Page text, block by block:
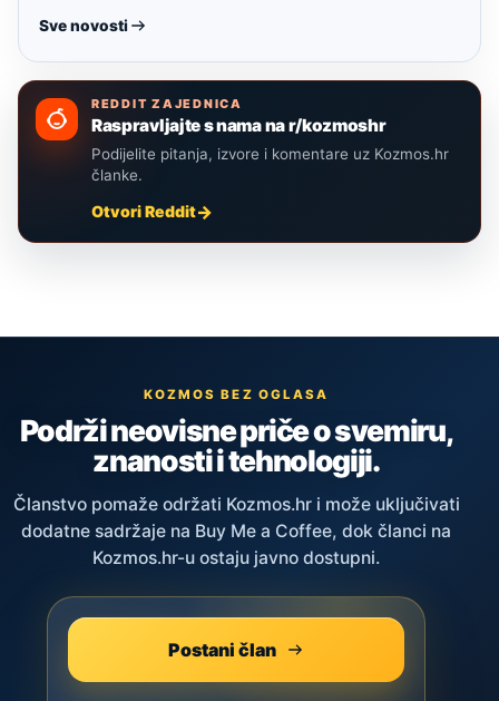
Sve novosti
REDDIT ZAJEDNICA
Raspravljajte s nama na r/kozmoshr
Podijelite pitanja, izvore i komentare uz Kozmos.hr
članke.
Otvori Reddit
KOZMOS BEZ OGLASA
Podrži neovisne priče o svemiru,
znanosti i tehnologiji.
Članstvo pomaže održati Kozmos.hr i može uključivati
dodatne sadržaje na Buy Me a Coffee, dok članci na
Kozmos.hr-u ostaju javno dostupni.
Postani član